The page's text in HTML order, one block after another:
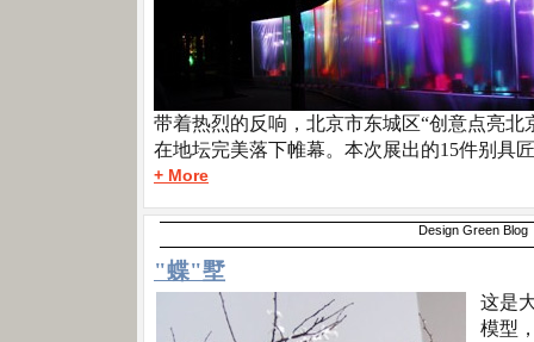
带着热烈的反响，北京市东城区“创意点亮北
在地坛完美落下帷幕。本次展出的15件别具
+ More
Design Green Blog
"蝶"墅
这是
模型